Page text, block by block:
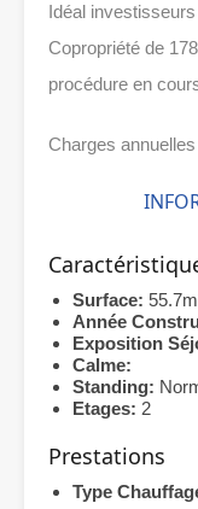
Idéal
Copropriété de
procédure en
Charges
Surface:
Année
Exposition
Calme:
Standing:
Etages: 2
Prestations
Type